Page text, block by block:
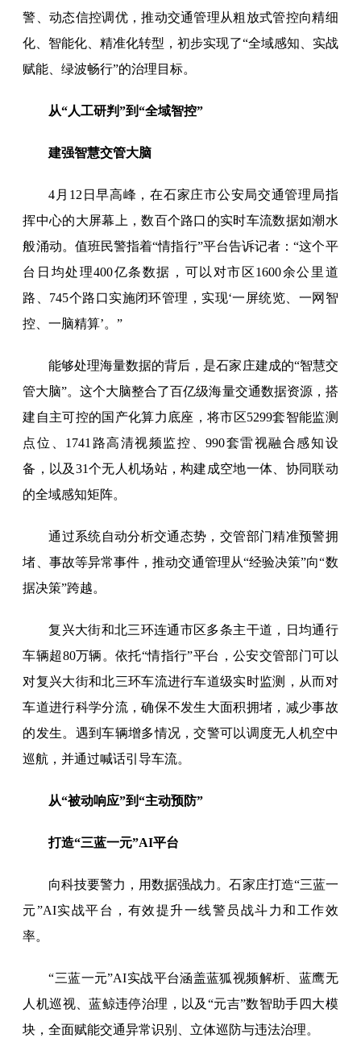
警、动态信控调优，推动交通管理从粗放式管控向精细
化、智能化、精准化转型，初步实现了“全域感知、实战
赋能、绿波畅行”的治理目标。
从“人工研判”到“全域智控”
建强智慧交管大脑
4月12日早高峰，在石家庄市公安局交通管理局指
挥中心的大屏幕上，数百个路口的实时车流数据如潮水
般涌动。值班民警指着“情指行”平台告诉记者：“这个平
台日均处理400亿条数据，可以对市区1600余公里道
路、745个路口实施闭环管理，实现‘一屏统览、一网智
控、一脑精算’。”
能够处理海量数据的背后，是石家庄建成的“智慧交
管大脑”。这个大脑整合了百亿级海量交通数据资源，搭
建自主可控的国产化算力底座，将市区5299套智能监测
点位、1741路高清视频监控、990套雷视融合感知设
备，以及31个无人机场站，构建成空地一体、协同联动
的全域感知矩阵。
通过系统自动分析交通态势，交管部门精准预警拥
堵、事故等异常事件，推动交通管理从“经验决策”向“数
据决策”跨越。
复兴大街和北三环连通市区多条主干道，日均通行
车辆超80万辆。依托“情指行”平台，公安交管部门可以
对复兴大街和北三环车流进行车道级实时监测，从而对
车道进行科学分流，确保不发生大面积拥堵，减少事故
的发生。遇到车辆增多情况，交警可以调度无人机空中
巡航，并通过喊话引导车流。
从“被动响应”到“主动预防”
打造“三蓝一元”AI平台
向科技要警力，用数据强战力。石家庄打造“三蓝一
元”AI实战平台，有效提升一线警员战斗力和工作效
率。
“三蓝一元”AI实战平台涵盖蓝狐视频解析、蓝鹰无
人机巡视、蓝鲸违停治理，以及“元吉”数智助手四大模
块，全面赋能交通异常识别、立体巡防与违法治理。